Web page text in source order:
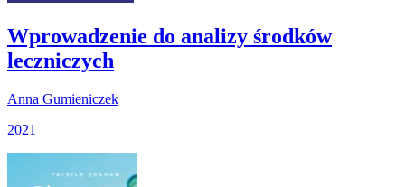
Wprowadzenie do analizy środków
leczniczych
Anna Gumieniczek
2021